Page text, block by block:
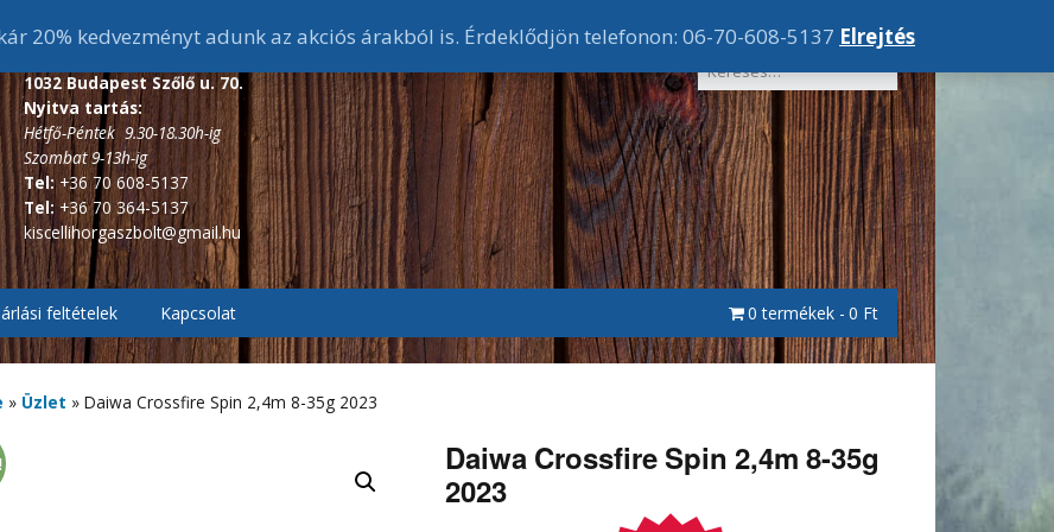
1032 Budapest Szőlő u. 70.
Nyitva tartás:
Hétfő-Péntek 9.30-18.30h-ig
Szombat 9-13h-ig
Tel:+36 70 608-5137
Tel: +36 70 364-5137
kiscellihorgaszbolt@gmail.hu
Surf
2.7m és 3 m-s bojlis
botok
feltételek Kapcsolat 0 termékek 0 Ft
» Üzlet »Daiwa Crossfire Spin 2,4m 8-35g 2023
Daiwa Crossfire Spin 2,4m 8-35g
2023
20% kedvezményt adunk az akciós árakból is. Érdeklődjön telefonon: 06-70-608-5137 Elrejtés